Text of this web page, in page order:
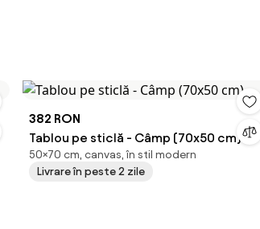
382 RON
Tablou pe sticlă - Câmp (70x50 cm)
50×70 cm, canvas, în stil modern
Livrare în peste 2 zile